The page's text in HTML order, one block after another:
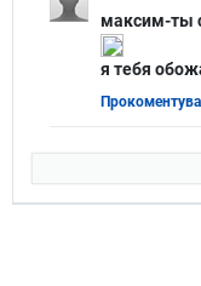
максим-ты
я тебя